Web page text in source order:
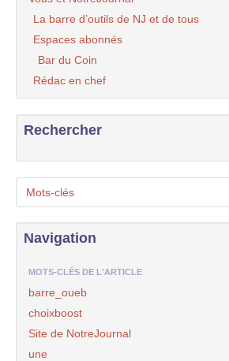
La barre d’outils de NJ et de tous
Espaces abonnés
Bar du Coin
Rédac en chef
Rechercher
Mots-clés
Navigation
MOTS-CLÉS DE L'ARTICLE
barre_oueb
choixboost
Site de NotreJournal
une